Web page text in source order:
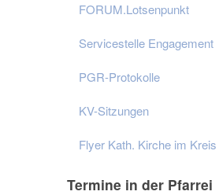
FORUM.Lotsenpunkt
Servicestelle Engagement
PGR-Protokolle
KV-Sitzungen
Flyer Kath. Kirche im
Termine in der Pfarrei